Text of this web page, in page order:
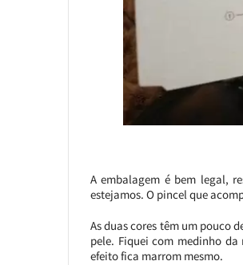
A embalagem é bem legal,
estejamos. O pincel que
As duas cores têm um pouco
pele. Fiquei com medinho
efeito fica marrom mesmo.